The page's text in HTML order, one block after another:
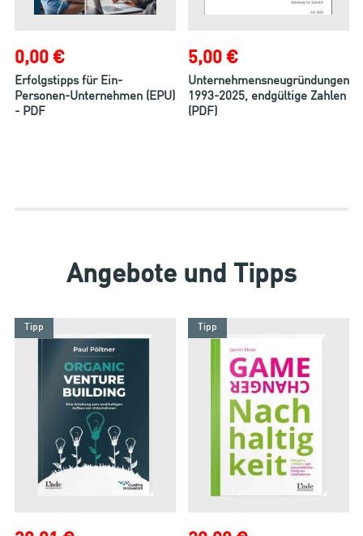
0,00 €
Erfolgstipps für Ein-
Personen-Unternehmen (EPU)
- PDF
5,00 €
Unternehmensneugründungen
1993-2025, endgültige Zahlen
(PDF)
Angebote und Tipps
Tipp Tipp